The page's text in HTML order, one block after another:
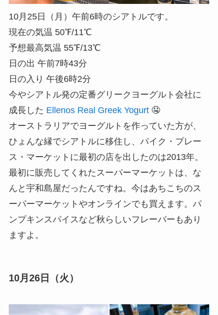
10月25日（月）午前6時のシアトルです。
現在の気温 50℉/11℃
予想最高気温 55℉/13℃
日の出 午前7時43分
日の入り 午後6時2分
今やシアトル発の定番グリークヨーグルト会社に
成長した Ellenos Real Greek Yogurt🤤
オーストラリアでヨーグルトを作っていた方が、
ひょんな縁でシアトルに移住し、パイク・プレー
ス・マーケットに最初の店を出したのは2013年。
最初に販売してくれたスーパーマーケットは、な
んと宇和島屋だったんですね。今はあちこちのス
ーパーマーケットやオンラインでも買えます。パ
ンプキンスパイスなど秋らしいフレーバーもあり
ますよ。
10月26日（火）